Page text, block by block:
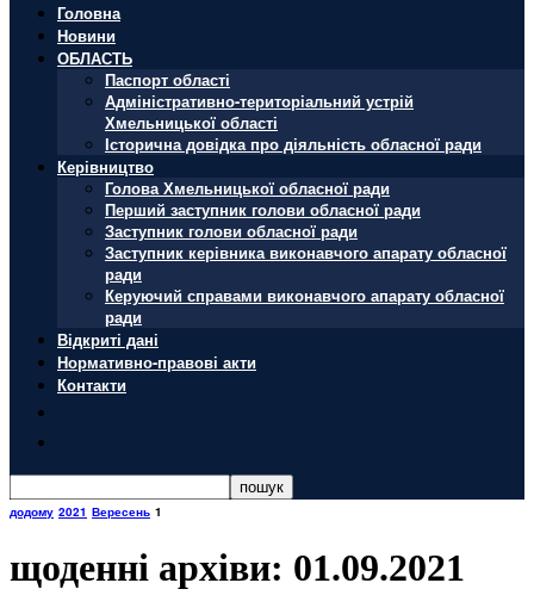
Головна
Новини
ОБЛАСТЬ
Паспорт області
Адміністративно-територіальний устрій
Хмельницької області
Історична довідка про діяльність обласної ради
Керівництво
Голова Хмельницької обласної ради
Перший заступник голови обласної ради
Заступник голови обласної ради
Заступник керівника виконавчого апарату обласної
ради
Керуючий справами виконавчого апарату обласної
ради
Відкриті дані
Нормативно-правові акти
Контакти
додому 2021 Вересень 1
щоденні архіви: 01.09.2021